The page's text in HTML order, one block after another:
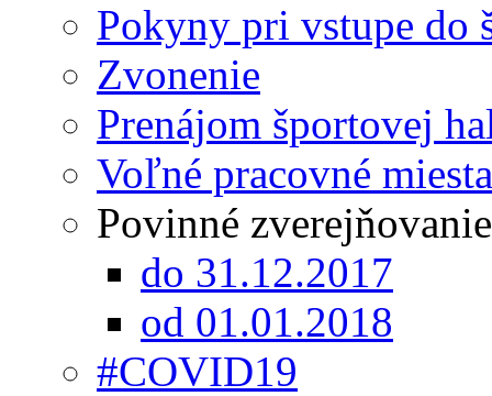
Pokyny pri vstupe do
Zvonenie
Prenájom športovej
Voľné pracovné miesta
Povinné zverejňovanie
do 31.12.2017
od 01.01.2018
#COVID19